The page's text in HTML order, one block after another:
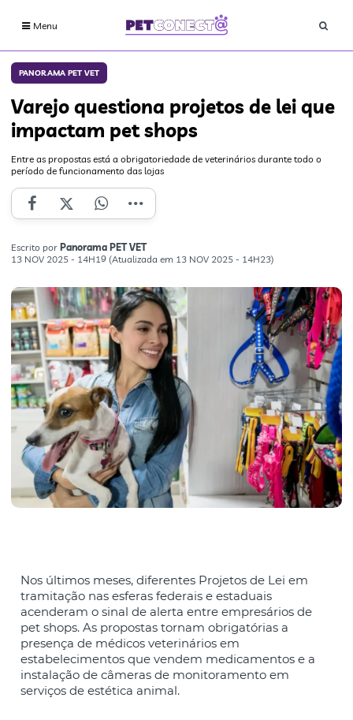
Menu
PANORAMA PET VET
Varejo questiona projetos de lei que
impactam pet shops
Entre as propostas está a obrigatoriedade de veterinários durante todo o
período de funcionamento das lojas
Escrito por Panorama PET VET
13 NOV 2025 - 14H19 (Atualizada em 13 NOV 2025 - 14H23)
Nos últimos meses, diferentes Projetos de Lei em
tramitação nas esferas federais e estaduais
acenderam o sinal de alerta entre empresários de
pet shops. As propostas tornam obrigatórias a
presença de médicos veterinários em
estabelecimentos que vendem medicamentos e a
instalação de câmeras de monitoramento em
serviços de estética animal.